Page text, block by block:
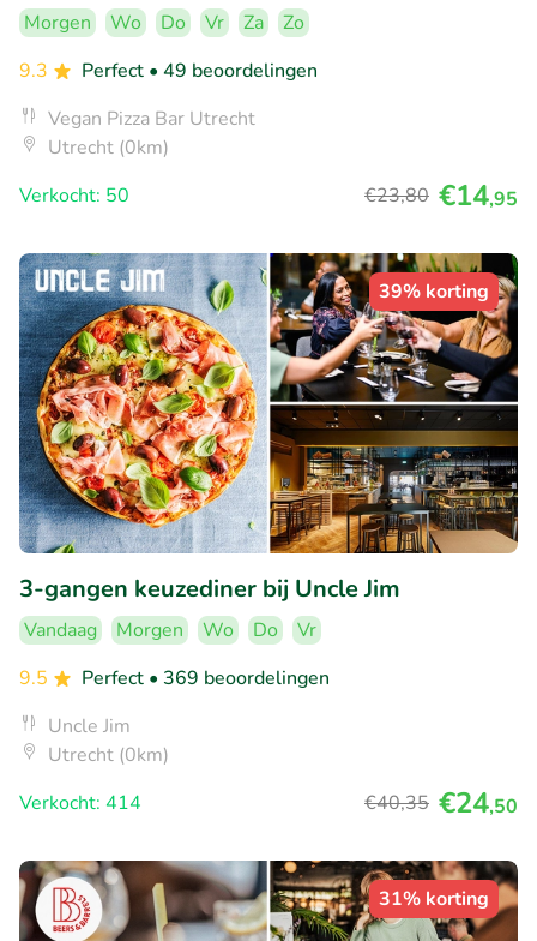
Morgen Wo Do Vr Za
Zo
9.3
Perfect • 49 beoordelingen
Vegan Pizza Bar Utrecht
Utrecht (0km)
Verkocht: 50
€23,80 €14,95
39% korting
3-gangen keuzediner bij Uncle Jim
Vandaag Morgen Wo Do
Vr
9.5
Perfect • 369 beoordelingen
Uncle Jim
Utrecht (0km)
Verkocht: 414
€40,35 €24,50
31% korting